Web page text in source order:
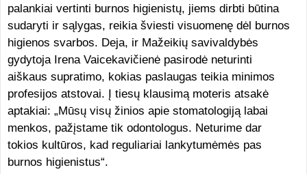
palankiai vertinti burnos higienistų, jiems dirbti būtina
sudaryti ir sąlygas, reikia šviesti visuomenę dėl burnos
higienos svarbos. Deja, ir Mažeikių savivaldybės
gydytoja Irena Vaicekavičienė pasirodė neturinti
aiškaus supratimo, kokias paslaugas teikia minimos
profesijos atstovai. Į tiesų klausimą moteris atsakė
aptakiai: „Mūsų visų žinios apie stomatologiją labai
menkos, pažįstame tik odontologus. Neturime dar
tokios kultūros, kad reguliariai lankytumėmės pas
burnos higienistus“.